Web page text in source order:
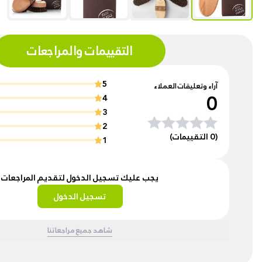
التقييمات والمراجعات
آراء وتعليقات العملاء
0
(0 التقييمات)
5
4
3
2
1
يجب عليك تسجيل الدخول لتقديم المراجعات
تسجيل الدخول
شاهد جميع مراجعاتنا